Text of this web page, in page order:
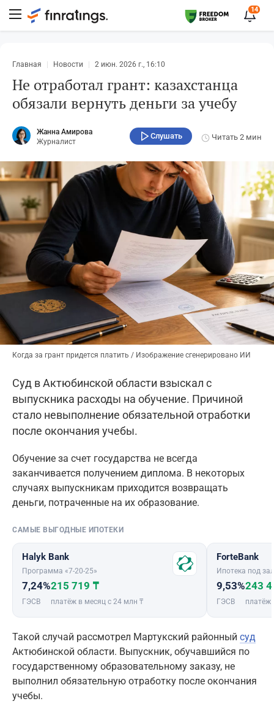
14
Главная Новости 2 июн. 2026 г., 16:10
Не отработал грант: казахстанца
обязали вернуть деньги за учебу
Жанна Амирова
Журналист
Слушать Читать 2 мин
Когда за грант придется платить / Изображение сгенерировано ИИ
Суд в Актюбинской области взыскал с
выпускника расходы на обучение. Причиной
стало невыполнение обязательной отработки
после окончания учебы.
Обучение за счет государства не всегда
заканчивается получением диплома. В некоторых
случаях выпускникам приходится возвращать
деньги, потраченные на их образование.
САМЫЕ ВЫГОДНЫЕ ИПОТЕКИ
Halyk Bank
Программа «7-20-25»
7,24%
ГЭСВ
215 719 ₸
платёж в месяц с 24 млн ₸
ForteBank
Ипотека под
9,53%
ГЭСВ
243
платёж
Такой случай рассмотрел Мартукский районный суд
Актюбинской области. Выпускник, обучавшийся по
государственному образовательному заказу, не
выполнил обязательную отработку после окончания
учебы.